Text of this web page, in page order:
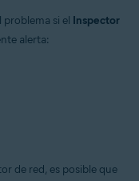
problema si el Inspector
alerta:
de red, es posible que